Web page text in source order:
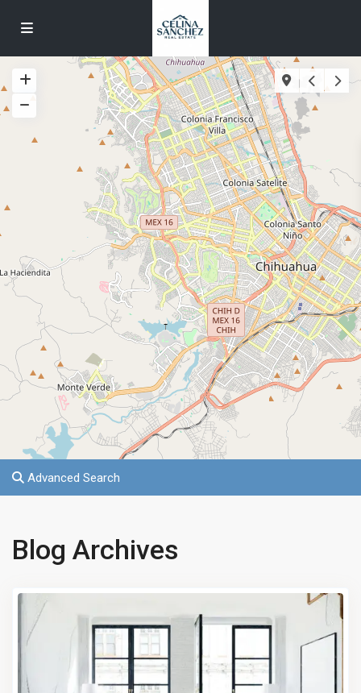
Advanced Search
Blog Archives